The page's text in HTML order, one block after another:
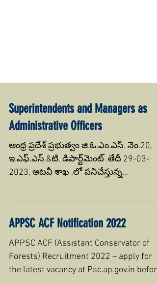
Superintendents and Managers as
Administrative Officers
ఆంధ్ర ప్రదేశ్ ప్రభుత్వం జి.ఓ.ఎం.ఎస్. నెం.20,
2023, అటవీ శాఖ .లో పనిచేస్తున్న
సూపరింటెండెంట్‌లు...
APPSC ACF Notification 2022
APPSC ACF (Assistant Conservator of